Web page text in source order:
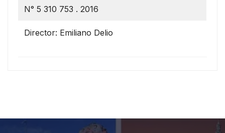
N° 5 310 753 . 2016
Director: Emiliano Delio